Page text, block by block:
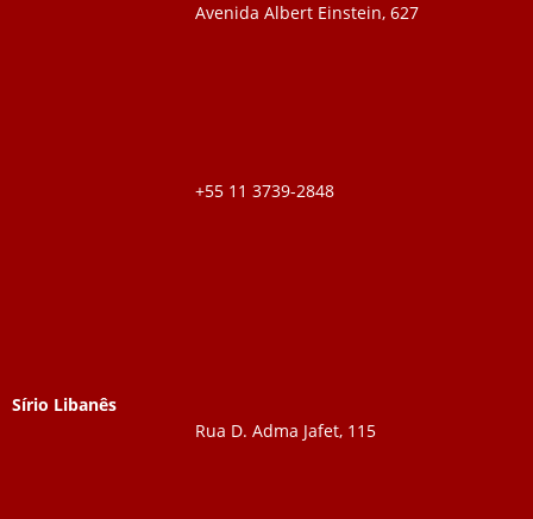
Avenida Albert Einstein, 627
+55 11 3739-2848
Sírio Libanês
Rua D. Adma Jafet, 115